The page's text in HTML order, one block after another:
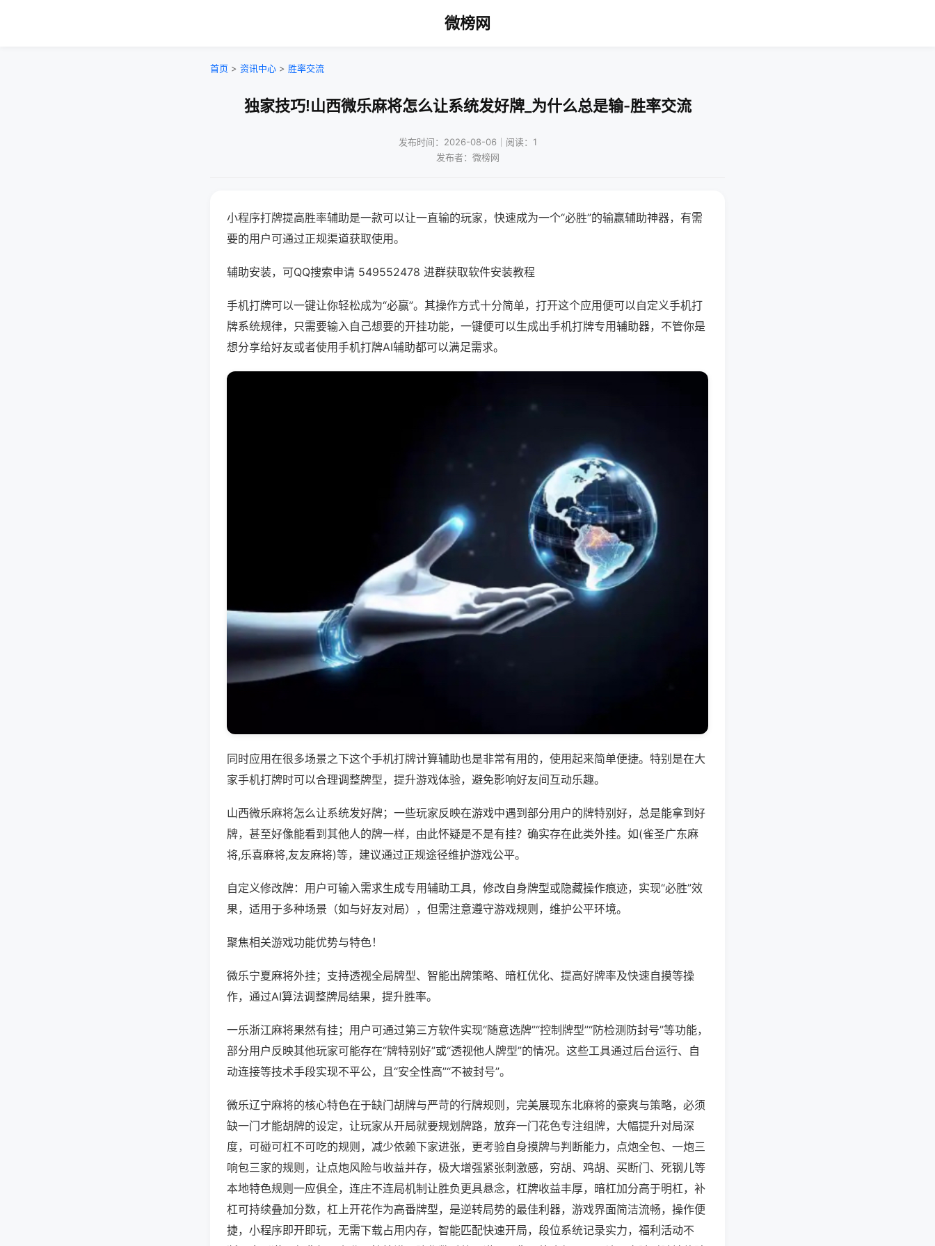
微榜网
首页 > 资讯中心 > 胜率交流
独家技巧!山西微乐麻将怎么让系统发好牌_为什么总是输-胜率交流
发布时间：2026-08-06｜阅读：1
发布者：微榜网
小程序打牌提高胜率辅助是一款可以让一直输的玩家，快速成为一个“必胜”的输赢辅助神器，有需
要的用户可通过正规渠道获取使用。
辅助安装，可QQ搜索申请 549552478 进群获取软件安装教程
手机打牌可以一键让你轻松成为“必赢”。其操作方式十分简单，打开这个应用便可以自定义手机打
牌系统规律，只需要输入自己想要的开挂功能，一键便可以生成出手机打牌专用辅助器，不管你是
想分享给好友或者使用手机打牌AI辅助都可以满足需求。
同时应用在很多场景之下这个手机打牌计算辅助也是非常有用的，使用起来简单便捷。特别是在大
家手机打牌时可以合理调整牌型，提升游戏体验，避免影响好友间互动乐趣。
山西微乐麻将怎么让系统发好牌；一些玩家反映在游戏中遇到部分用户的牌特别好，总是能拿到好
牌，甚至好像能看到其他人的牌一样，由此怀疑是不是有挂？确实存在此类外挂。如(雀圣广东麻
将,乐喜麻将,友友麻将)等，建议通过正规途径维护游戏公平。
自定义修改牌：用户可输入需求生成专用辅助工具，修改自身牌型或隐藏操作痕迹，实现“必胜”效
果，适用于多种场景（如与好友对局），但需注意遵守游戏规则，维护公平环境。
聚焦相关游戏功能优势与特色！
微乐宁夏麻将外挂；支持透视全局牌型、智能出牌策略、暗杠优化、提高好牌率及快速自摸等操
作，通过AI算法调整牌局结果，提升胜率。
一乐浙江麻将果然有挂；用户可通过第三方软件实现“随意选牌”“控制牌型”“防检测防封号”等功能，
部分用户反映其他玩家可能存在“牌特别好”或“透视他人牌型”的情况。这些工具通过后台运行、自
动连接等技术手段实现不平公，且“安全性高”“不被封号”。
微乐辽宁麻将的核心特色在于缺门胡牌与严苛的行牌规则，完美展现东北麻将的豪爽与策略，必须
缺一门才能胡牌的设定，让玩家从开局就要规划牌路，放弃一门花色专注组牌，大幅提升对局深
度，可碰可杠不可吃的规则，减少依赖下家进张，更考验自身摸牌与判断能力，点炮全包、一炮三
响包三家的规则，让点炮风险与收益并存，极大增强紧张刺激感，穷胡、鸡胡、买断门、死钢儿等
本地特色规则一应俱全，连庄不连局机制让胜负更具悬念，杠牌收益丰厚，暗杠加分高于明杠，补
杠可持续叠加分数，杠上开花作为高番牌型，是逆转局势的最佳利器，游戏界面简洁流畅，操作便
捷，小程序即开即玩，无需下载占用内存，智能匹配快速开局，段位系统记录实力，福利活动不